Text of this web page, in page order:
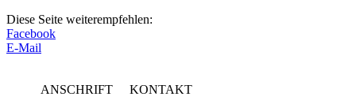
Diese Seite weiterempfehlen:
Facebook
E-Mail
ANSCHRIFT
KONTAKT